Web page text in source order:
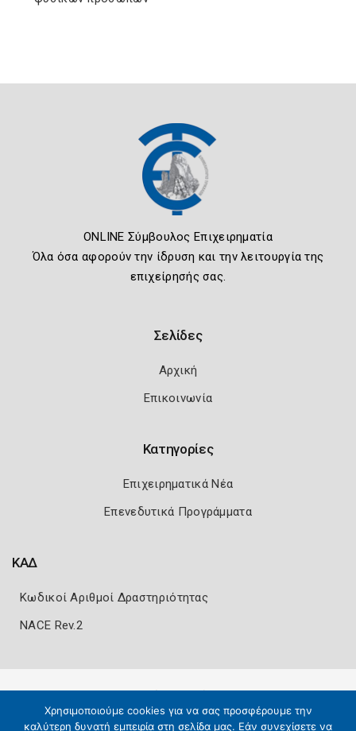
ONLINE Σύμβουλος Επιχειρηματία
Όλα όσα αφορούν την ίδρυση και την λειτουργία της
επιχείρησής σας.
Σελίδες
Αρχική
Επικοινωνία
Κατηγορίες
Επιχειρηματικά Νέα
Επενεδυτικά Προγράμματα
ΚΑΔ
Κωδικοί Αριθμοί Δραστηριότητας
NACE Rev.2
Χρησιμοποιούμε cookies για να σας προσφέρουμε την
καλύτερη δυνατή εμπειρία στη σελίδα μας. Εάν συνεχίσετε να
Copyright 2026 Knowledge A.E.